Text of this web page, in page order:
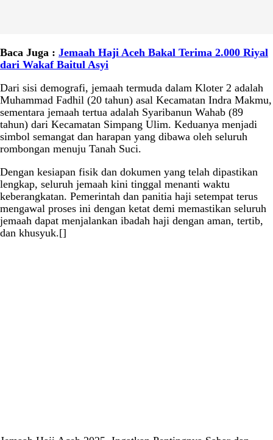
Baca Juga : Jemaah Haji Aceh Bakal Terima 2.000 Riyal
dari Wakaf Baitul Asyi
Dari sisi demografi, jemaah termuda dalam Kloter 2 adalah
Muhammad Fadhil (20 tahun) asal Kecamatan Indra Makmu,
sementara jemaah tertua adalah Syaribanun Wahab (89
tahun) dari Kecamatan Simpang Ulim. Keduanya menjadi
simbol semangat dan harapan yang dibawa oleh seluruh
rombongan menuju Tanah Suci.
Dengan kesiapan fisik dan dokumen yang telah dipastikan
lengkap, seluruh jemaah kini tinggal menanti waktu
keberangkatan. Pemerintah dan panitia haji setempat terus
mengawal proses ini dengan ketat demi memastikan seluruh
jemaah dapat menjalankan ibadah haji dengan aman, tertib,
dan khusyuk.[]